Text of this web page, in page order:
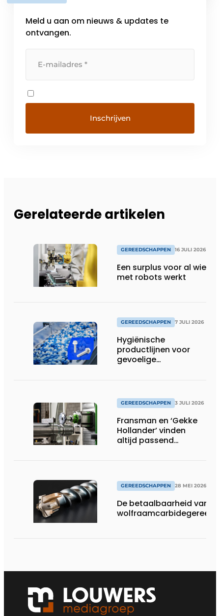
Meld u aan om nieuws & updates te
ontvangen.
Gerelateerde artikelen
GEREEDSCHAPPEN 16 JULI 2026
Een surplus voor al wie
met robots werkt
GEREEDSCHAPPEN 7 JULI 2026
Hygiënische
productlijnen voor
gevoelige
GEREEDSCHAPPEN 3 JULI 2026
Fransman en ‘Gekke
Hollander’ vinden
altijd passend
GEREEDSCHAPPEN 28 MEI 2026
De betaalbaarheid van